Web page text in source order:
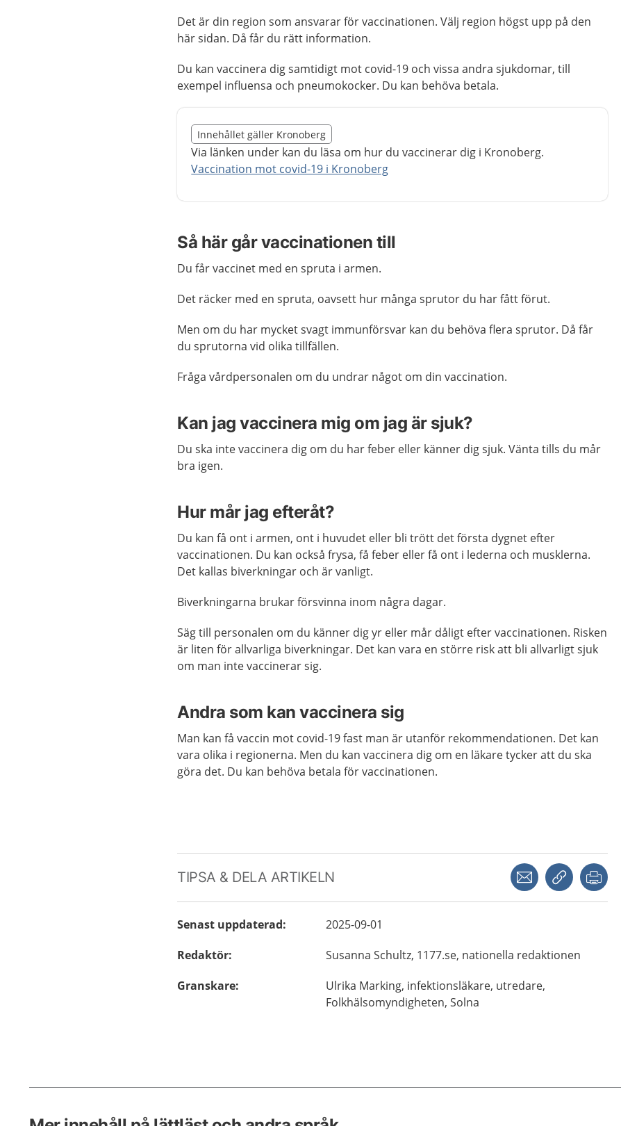
Det är din region som ansvarar för vaccinationen. Välj region högst upp på den
här sidan. Då får du rätt information.
Du kan vaccinera dig samtidigt mot covid-19 och vissa andra sjukdomar, till
exempel influensa och pneumokocker. Du kan behöva betala.
Nedan innehåll gäller region Kronoberg
Innehållet gäller Kronoberg
Via länken under kan du läsa om hur du vaccinerar dig i Kronoberg.
Vaccination mot covid-19 i Kronoberg
Slut på det regionala tillägget från region Kronoberg
Så här går vaccinationen till
Du får vaccinet med en spruta i armen.
Det räcker med en spruta, oavsett hur många sprutor du har fått förut.
Men om du har mycket svagt immunförsvar kan du behöva flera sprutor. Då får
du sprutorna vid olika tillfällen.
Fråga vårdpersonalen om du undrar något om din vaccination.
Kan jag vaccinera mig om jag är sjuk?
Du ska inte vaccinera dig om du har feber eller känner dig sjuk. Vänta tills du mår
bra igen.
Hur mår jag efteråt?
Du kan få ont i armen, ont i huvudet eller bli trött det första dygnet efter
vaccinationen. Du kan också frysa, få feber eller få ont i lederna och musklerna.
Det kallas biverkningar och är vanligt.
Biverkningarna brukar försvinna inom några dagar.
Säg till personalen om du känner dig yr eller mår dåligt efter vaccinationen. Risken
är liten för allvarliga biverkningar. Det kan vara en större risk att bli allvarligt sjuk
om man inte vaccinerar sig.
Andra som kan vaccinera sig
Man kan få vaccin mot covid-19 fast man är utanför rekommendationen. Det kan
vara olika i regionerna. Men du kan vaccinera dig om en läkare tycker att du ska
göra det. Du kan behöva betala för vaccinationen.
TIPSA & DELA ARTIKELN Dela via mejlKopiera länk
Senast uppdaterad:
2025-09-01
Redaktör: Susanna Schultz, 1177.se, nationella redaktionen
Granskare: Ulrika Marking, infektionsläkare, utredare,
Folkhälsomyndigheten, Solna